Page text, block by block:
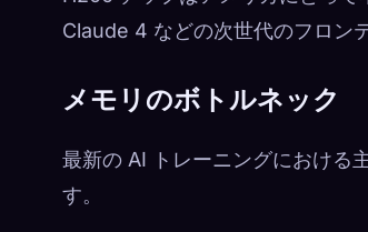
Claude 4 などの次世代のフロン
メモリのボトルネック
最新の AI トレーニングにおける
す。